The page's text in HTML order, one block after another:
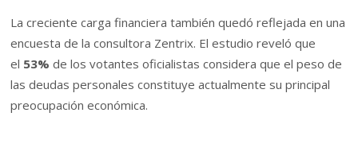
La creciente carga financiera también quedó reflejada en una
encuesta de la consultora Zentrix. El estudio reveló que
el 53% de los votantes oficialistas considera que el peso de
las deudas personales constituye actualmente su principal
preocupación económica.